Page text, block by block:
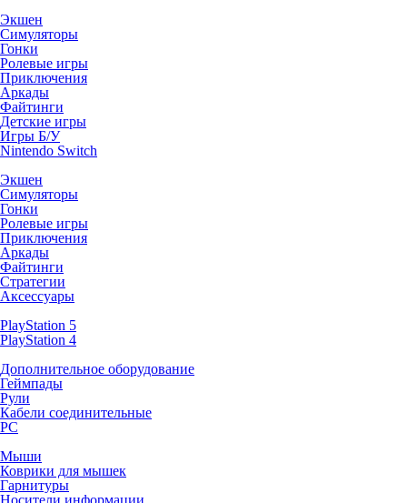
Экшен
Симуляторы
Гонки
Ролевые игры
Приключения
Аркады
Файтинги
Детские игры
Игры Б/У
Nintendo Switch
Экшен
Симуляторы
Гонки
Ролевые игры
Приключения
Аркады
Файтинги
Стратегии
Аксессуары
PlayStation 5
PlayStation 4
Дополнительное оборудование
Геймпады
Рули
Кабели соединительные
PC
Мыши
Коврики для мышек
Гарнитуры
Носители информации